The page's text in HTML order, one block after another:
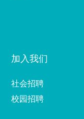
加入我们
社会招聘
校园招聘